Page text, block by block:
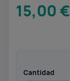
15,00 €
Cantidad